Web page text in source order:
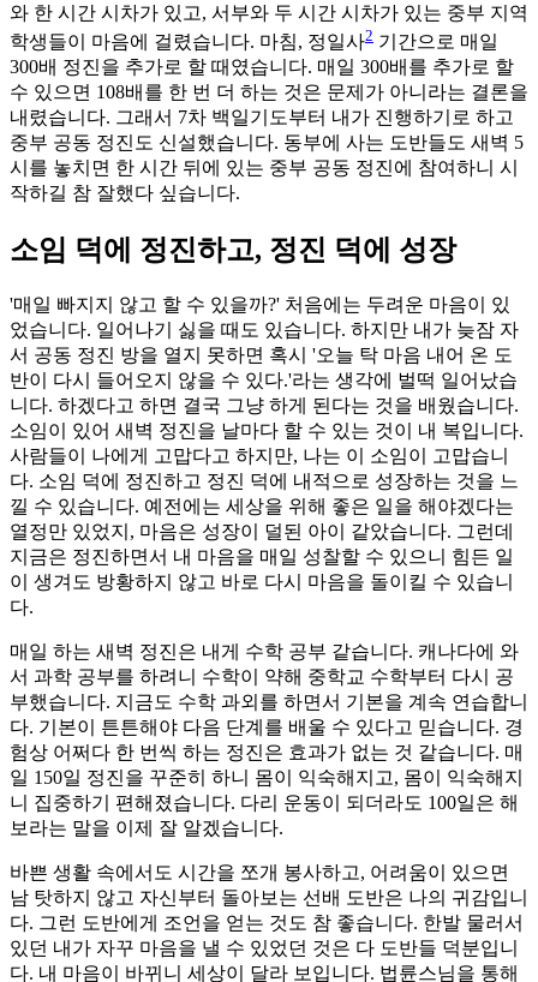
와 한 시간 시차가 있고, 서부와 두 시간 시차가 있는 중부 지역
학생들이 마음에 걸렸습니다. 마침, 정일사2 기간으로 매일
300배 정진을 추가로 할 때였습니다. 매일 300배를 추가로 할
수 있으면 108배를 한 번 더 하는 것은 문제가 아니라는 결론을
내렸습니다. 그래서 7차 백일기도부터 내가 진행하기로 하고
중부 공동 정진도 신설했습니다. 동부에 사는 도반들도 새벽 5
시를 놓치면 한 시간 뒤에 있는 중부 공동 정진에 참여하니 시
작하길 참 잘했다 싶습니다.
소임 덕에 정진하고, 정진 덕에 성장
'매일 빠지지 않고 할 수 있을까?' 처음에는 두려운 마음이 있
었습니다. 일어나기 싫을 때도 있습니다. 하지만 내가 늦잠 자
서 공동 정진 방을 열지 못하면 혹시 '오늘 탁 마음 내어 온 도
반이 다시 들어오지 않을 수 있다.'라는 생각에 벌떡 일어났습
니다. 하겠다고 하면 결국 그냥 하게 된다는 것을 배웠습니다.
소임이 있어 새벽 정진을 날마다 할 수 있는 것이 내 복입니다.
사람들이 나에게 고맙다고 하지만, 나는 이 소임이 고맙습니
다. 소임 덕에 정진하고 정진 덕에 내적으로 성장하는 것을 느
낄 수 있습니다. 예전에는 세상을 위해 좋은 일을 해야겠다는
열정만 있었지, 마음은 성장이 덜된 아이 같았습니다. 그런데
지금은 정진하면서 내 마음을 매일 성찰할 수 있으니 힘든 일
이 생겨도 방황하지 않고 바로 다시 마음을 돌이킬 수 있습니
다.
매일 하는 새벽 정진은 내게 수학 공부 같습니다. 캐나다에 와
서 과학 공부를 하려니 수학이 약해 중학교 수학부터 다시 공
부했습니다. 지금도 수학 과외를 하면서 기본을 계속 연습합니
다. 기본이 튼튼해야 다음 단계를 배울 수 있다고 믿습니다. 경
험상 어쩌다 한 번씩 하는 정진은 효과가 없는 것 같습니다. 매
일 150일 정진을 꾸준히 하니 몸이 익숙해지고, 몸이 익숙해지
니 집중하기 편해졌습니다. 다리 운동이 되더라도 100일은 해
보라는 말을 이제 잘 알겠습니다.
바쁜 생활 속에서도 시간을 쪼개 봉사하고, 어려움이 있으면
남 탓하지 않고 자신부터 돌아보는 선배 도반은 나의 귀감입니
다. 그런 도반에게 조언을 얻는 것도 참 좋습니다. 한발 물러서
있던 내가 자꾸 마음을 낼 수 있었던 것은 다 도반들 덕분입니
다. 내 마음이 바뀌니 세상이 달라 보입니다. 법륜스님을 통해